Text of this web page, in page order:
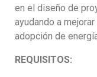
en el diseño de
ayudando a
adopción de
REQUISITOS: